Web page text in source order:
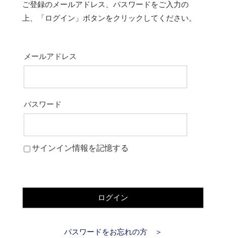
ご登録のメールアドレス、パスワードをご入力の
上、「ログイン」ボタンをクリックしてください。
メールアドレス
パスワード
サインイン情報を記憶する
ログイン
パスワードをお忘れの方 ＞